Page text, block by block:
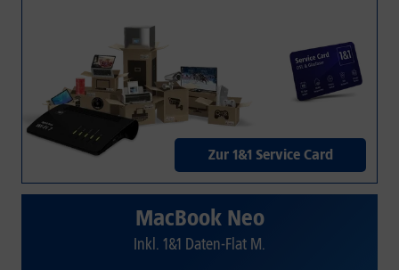
Zur 1&1 Service Card
MacBook Neo
Inkl. 1&1 Daten-Flat M.